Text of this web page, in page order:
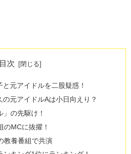
目次
元アイドルを二股疑惑！
の元アイドルAは小日向えり？
」の先駆け！
のMCに抜擢！
教養番組で共演